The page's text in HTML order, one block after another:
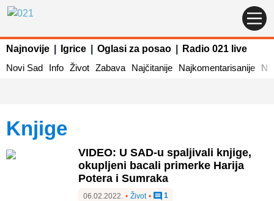
Najnovije Igrice Oglasi za posao
Radio 021 live
Novi Sad
Info Život Zabava Najčitanije Najkomentarisanije
knjige
VIDEO: U SAD-u spaljivali knjige,
okupljeni bacali primerke Harija
Potera i Sumraka
06.02.2022. • Život • 1